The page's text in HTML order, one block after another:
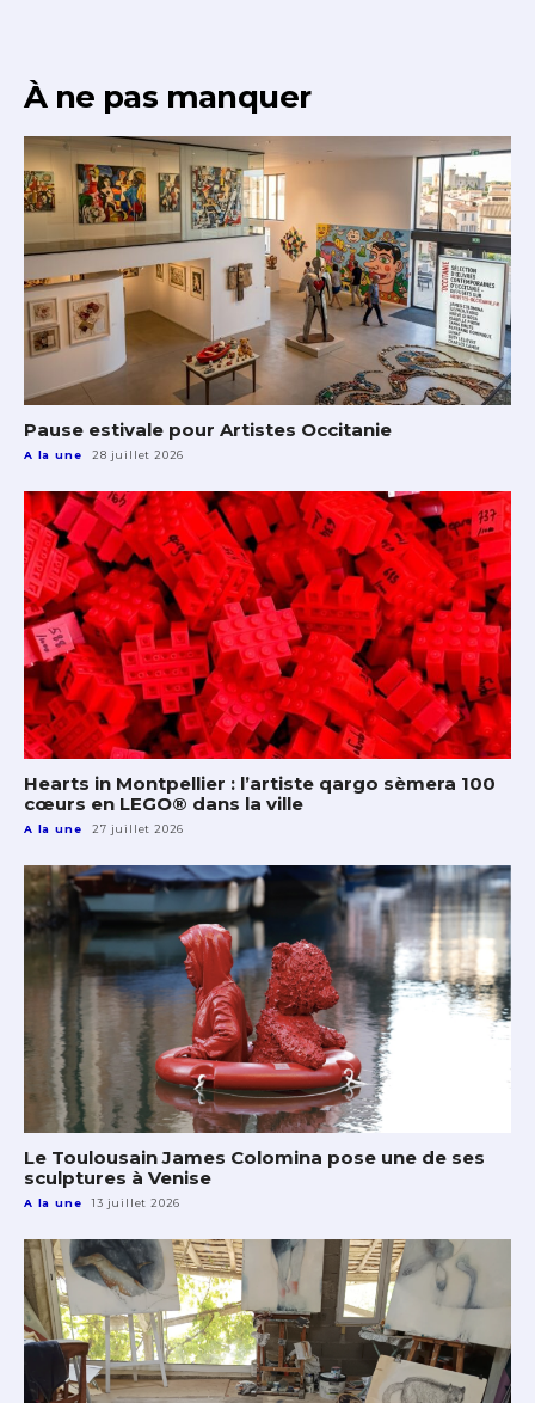
À ne pas manquer
Pause estivale pour Artistes Occitanie
A la une 28 juillet 2026
Hearts in Montpellier : l’artiste qargo sèmera 100
cœurs en LEGO® dans la ville
A la une 27 juillet 2026
Le Toulousain James Colomina pose une de ses
sculptures à Venise
A la une 13 juillet 2026